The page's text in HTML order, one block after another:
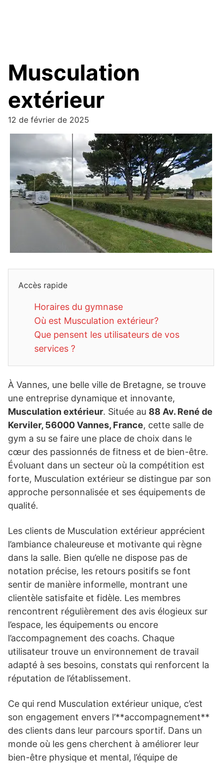
Musculation
extérieur
12 de février de 2025
Accès rapide
Horaires du gymnase
Où est Musculation extérieur?
Que pensent les utilisateurs de vos
services ?
À Vannes, une belle ville de Bretagne, se trouve
une entreprise dynamique et innovante,
Musculation extérieur. Située au 88 Av. René de
Kerviler, 56000 Vannes, France, cette salle de
gym a su se faire une place de choix dans le
cœur des passionnés de fitness et de bien-être.
Évoluant dans un secteur où la compétition est
forte, Musculation extérieur se distingue par son
approche personnalisée et ses équipements de
qualité.
Les clients de Musculation extérieur apprécient
l’ambiance chaleureuse et motivante qui règne
dans la salle. Bien qu’elle ne dispose pas de
notation précise, les retours positifs se font
sentir de manière informelle, montrant une
clientèle satisfaite et fidèle. Les membres
rencontrent régulièrement des avis élogieux sur
l’espace, les équipements ou encore
l’accompagnement des coachs. Chaque
utilisateur trouve un environnement de travail
adapté à ses besoins, constats qui renforcent la
réputation de l’établissement.
Ce qui rend Musculation extérieur unique, c’est
son engagement envers l’**accompagnement**
des clients dans leur parcours sportif. Dans un
monde où les gens cherchent à améliorer leur
bien-être physique et mental, l’équipe de